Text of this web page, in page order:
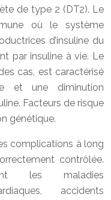
de type 2 (DT2). Le
où le système
d’insuline du
par insuline à vie. Le
cas, est caractérisé
et une diminution
Facteurs de risque
génétique.
complications à long
contrôlée.
les maladies
accidents